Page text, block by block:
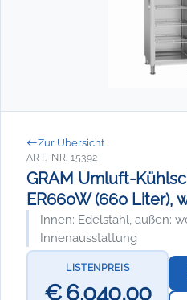
Zur Übersicht
ART.-NR. 15392
GRAM Umluft-
ER660W (660 Liter),
Innen: Edelstahl, außen:
Innenausstattung
LISTENPREIS
€ 6.040,00